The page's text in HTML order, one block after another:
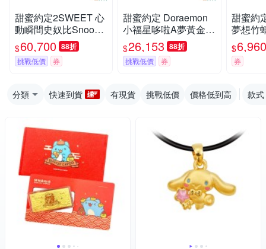
甜蜜約定2SWEET 心
動瞬間史奴比Snoopy
黃金手鍊-B款
$60,700 88折
挑戰低價 券
甜蜜約定 Doraemon
小福星哆啦A夢黃金項
鍊
$26,153 88折
挑戰低價 券
甜蜜約
夢想竹
銀項鍊
$6,960
券
分類 快速到貨 有現貨 挑戰低價 價格低到高 款式